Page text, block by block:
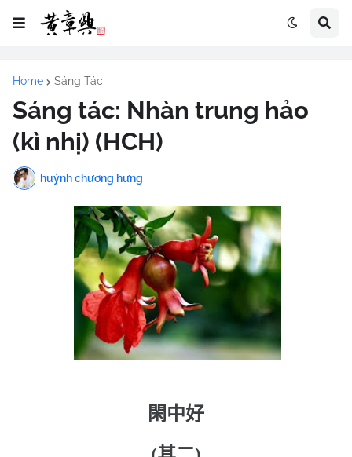
Home Sáng Tác
Sáng tác: Nhàn trung hảo
(kì nhị) (HCH)
huỳnh chương hưng
閑中好